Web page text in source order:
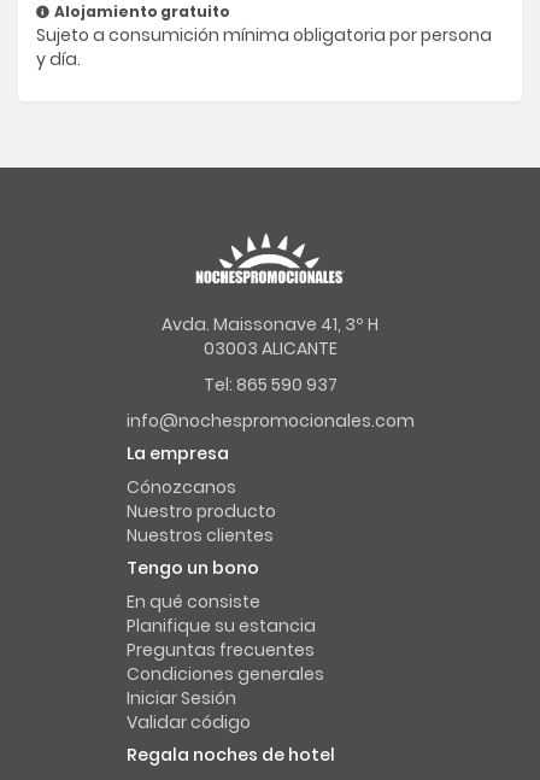
Alojamiento gratuito
Sujeto a consumición mínima obligatoria por persona
y día.
Avda. Maissonave 41, 3º H
03003 ALICANTE
Tel: 865 590 937
info@nochespromocionales.com
La empresa
Cónozcanos
Nuestro producto
Nuestros clientes
Tengo un bono
En qué consiste
Planifique su estancia
Preguntas frecuentes
Condiciones generales
Iniciar Sesión
Validar código
Regala noches de hotel